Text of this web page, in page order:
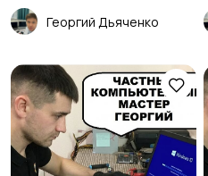
Георгий Дьяченко